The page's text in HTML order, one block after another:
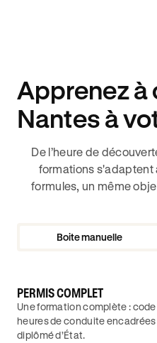
Apprenez à
Nantes à
De l’heure de
formations s'adaptent
formules, un même
Boite manuelle
PERMIS COMPLET
Une formation complète :
heures de conduite
diplômé d’État.